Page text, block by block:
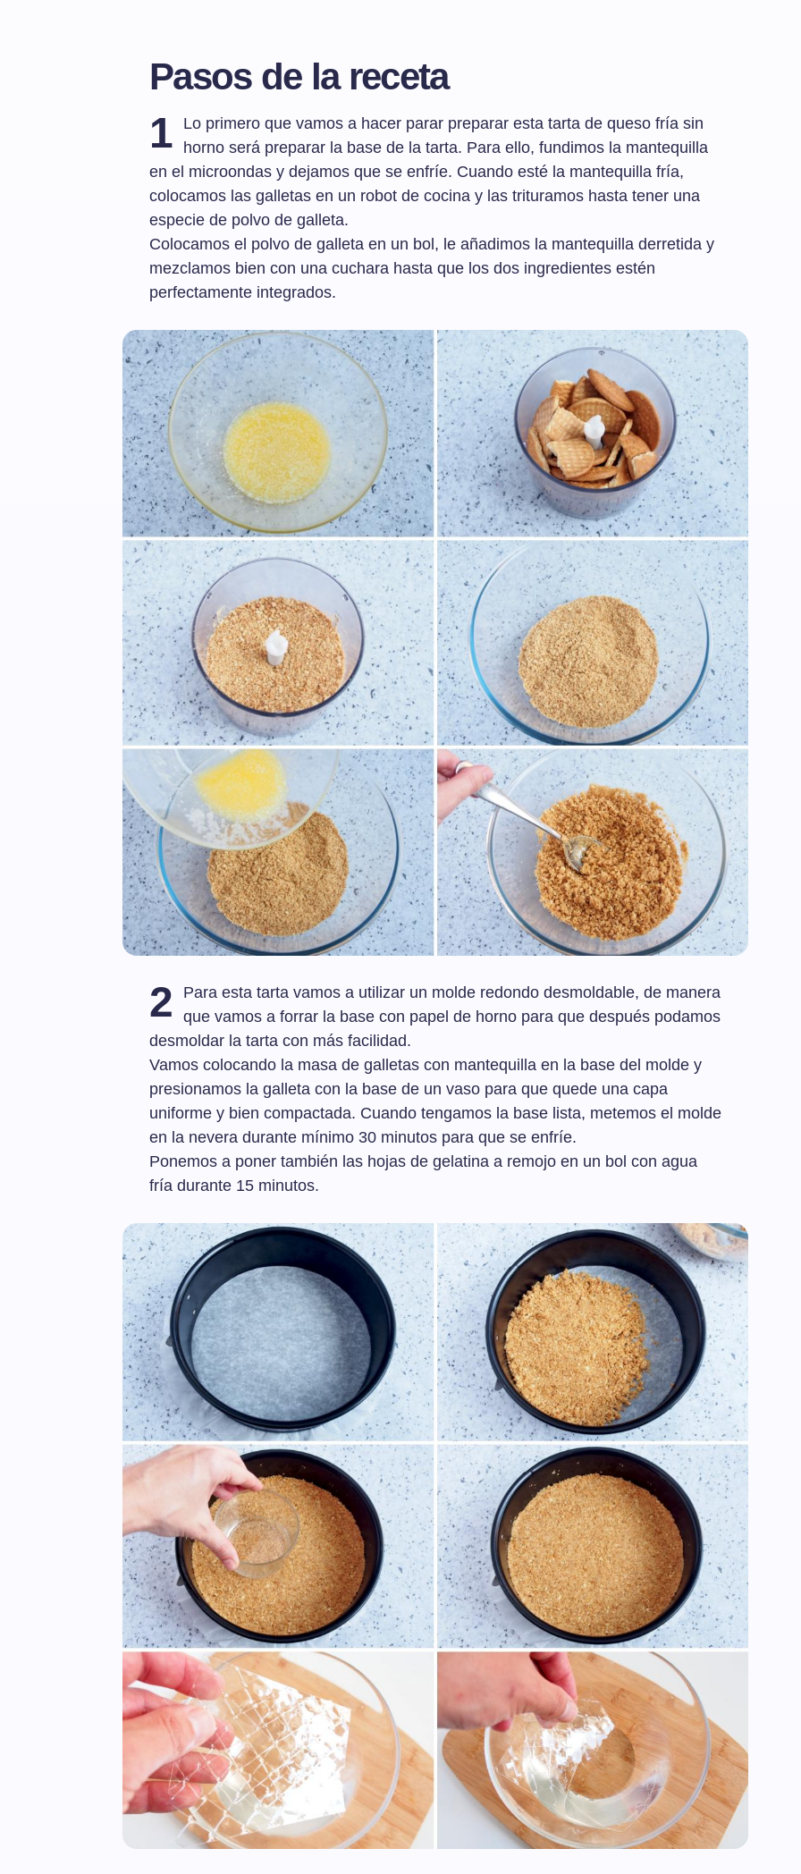
Pasos de la receta
1
Lo primero que vamos a hacer parar preparar esta tarta de queso fría sin
horno será preparar la base de la tarta. Para ello, fundimos la mantequilla
en el microondas y dejamos que se enfríe. Cuando esté la mantequilla fría,
colocamos las galletas en un robot de cocina y las trituramos hasta tener una
especie de polvo de galleta.
Colocamos el polvo de galleta en un bol, le añadimos la mantequilla derretida y
mezclamos bien con una cuchara hasta que los dos ingredientes estén
perfectamente integrados.
2
Para esta tarta vamos a utilizar un molde redondo desmoldable, de manera
que vamos a forrar la base con papel de horno para que después podamos
desmoldar la tarta con más facilidad.
Vamos colocando la masa de galletas con mantequilla en la base del molde y
presionamos la galleta con la base de un vaso para que quede una capa
uniforme y bien compactada. Cuando tengamos la base lista, metemos el molde
en la nevera durante mínimo 30 minutos para que se enfríe.
Ponemos a poner también las hojas de gelatina a remojo en un bol con agua
fría durante 15 minutos.